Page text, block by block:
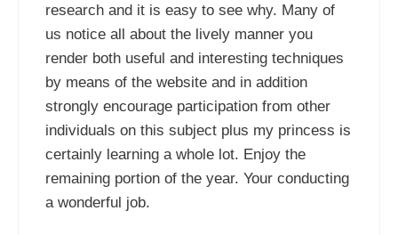
research and it is easy to see why. Many of
us notice all about the lively manner you
render both useful and interesting techniques
by means of the website and in addition
strongly encourage participation from other
individuals on this subject plus my princess is
certainly learning a whole lot. Enjoy the
remaining portion of the year. Your conducting
a wonderful job.